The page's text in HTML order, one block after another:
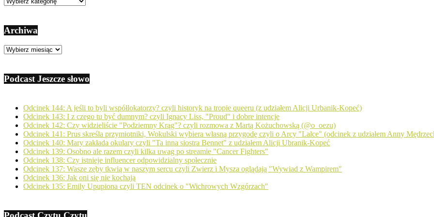
Archiwa
Archiwa
Podcast Jeszcze słowo
Odcinek 144: A jeśli to byli współlokatorzy? czyli historyk na tropie queeru (z udziałem Alicji Urbanik-Kopeć)
Odcinek 143: I z czego tu być dumnym? czyli Ignacy Liss, "Proud" i dobre intencje
Odcinek 142: Czy widzieliście "Podziemny Krąg"? czyli rozmowa z Martą Kożuchowską (@o_oezu)
Odcinek 141: Prus skreśla przymiotniki, Wokulski wybiera własną przygodę czyli o Arcy "Lalce" (odcinek z udziałem Anny
Odcinek 140: Mary zakłada okulary czyli "Ta inna siostra Bennet" z udziałem Alicji Ubranik-Kopeć
Odcinek 139: Osobno ale razem czyli kilka uwag po streamie "Cancer Fighters"
Odcinek 138: Czy istnieje influencer odpowidzialny społecznie
Odcinek 137: Wasze zęby tkwią w naszym sercu czyli Zwierz i Mysza oglądają "Wywiad z Wampirem"
Odcinek 136: Jak oni się nie kochają
Odcinek 135: Emily Upupiona czyli TEN odcinek o "Wichrowych Wzgórzach"